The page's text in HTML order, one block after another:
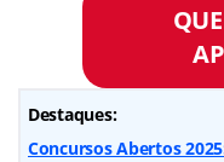
Destaques:
Concursos Abertos